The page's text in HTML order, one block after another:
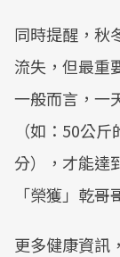
同時提醒，秋
流失，但最重
一般而言，一
（如：50公
分），才能達
「榮獲」乾哥
更多健康資訊